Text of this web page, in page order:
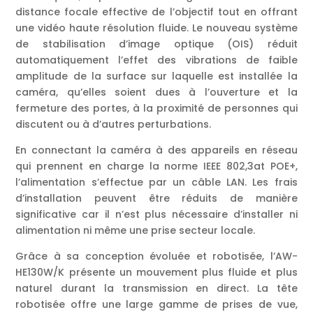
distance focale effective de l’objectif tout en offrant
une vidéo haute résolution fluide. Le nouveau système
de stabilisation d’image optique (OIS) réduit
automatiquement l’effet des vibrations de faible
amplitude de la surface sur laquelle est installée la
caméra, qu’elles soient dues à l’ouverture et la
fermeture des portes, à la proximité de personnes qui
discutent ou à d’autres perturbations.
En connectant la caméra à des appareils en réseau
qui prennent en charge la norme IEEE 802,3at POE+,
l’alimentation s’effectue par un câble LAN. Les frais
d’installation peuvent être réduits de manière
significative car il n’est plus nécessaire d’installer ni
alimentation ni même une prise secteur locale.
Grâce à sa conception évoluée et robotisée, l’AW-
HE130W/K présente un mouvement plus fluide et plus
naturel durant la transmission en direct. La tête
robotisée offre une large gamme de prises de vue,